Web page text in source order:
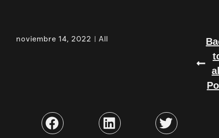
noviembre 14, 2022 All